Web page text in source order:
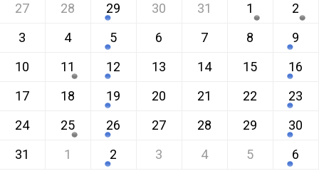
27
28 29 30 31 1
2
3
4 5 6 7 8
9
10
11 12 13 14 15
16
17
18 19 20 21 22
23
24
25 26 27 28 29
30
31
1 2 3 4 5 6